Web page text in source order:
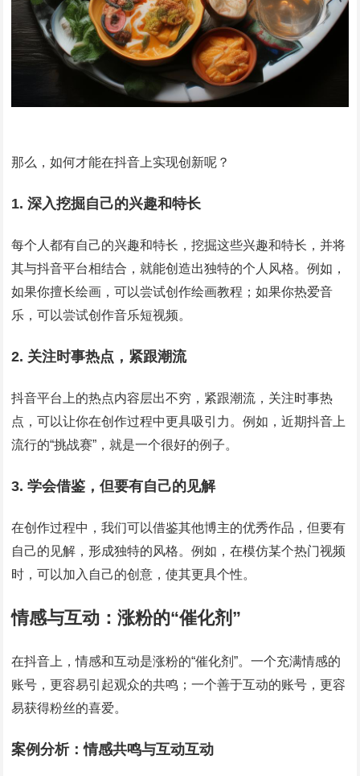
那么，如何才能在抖音上实现创新呢？
1. 深入挖掘自己的兴趣和特长
每个人都有自己的兴趣和特长，挖掘这些兴趣和特长，并将
其与抖音平台相结合，就能创造出独特的个人风格。例如，
如果你擅长绘画，可以尝试创作绘画教程；如果你热爱音
乐，可以尝试创作音乐短视频。
2. 关注时事热点，紧跟潮流
抖音平台上的热点内容层出不穷，紧跟潮流，关注时事热
点，可以让你在创作过程中更具吸引力。例如，近期抖音上
流行的“挑战赛”，就是一个很好的例子。
3. 学会借鉴，但要有自己的见解
在创作过程中，我们可以借鉴其他博主的优秀作品，但要有
自己的见解，形成独特的风格。例如，在模仿某个热门视频
时，可以加入自己的创意，使其更具个性。
情感与互动：涨粉的“催化剂”
在抖音上，情感和互动是涨粉的“催化剂”。一个充满情感的
账号，更容易引起观众的共鸣；一个善于互动的账号，更容
易获得粉丝的喜爱。
案例分析：情感共鸣与互动互动